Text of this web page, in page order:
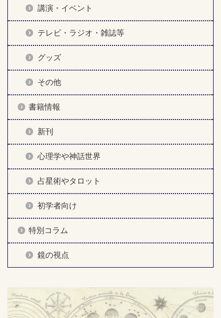
講演・イベント
テレビ・ラジオ・雑誌等
グッズ
その他
書籍情報
新刊
心理学や神話世界
占星術やタロット
初学者向け
特別コラム
鏡の視点